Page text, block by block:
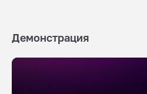
Демонстрация